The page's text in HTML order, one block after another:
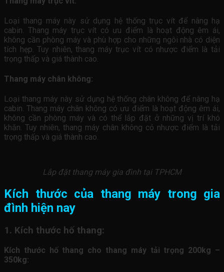
Loại thang máy này sử dụng hệ thống trục vít để nâng hạ
cabin. Thang máy trục vít có ưu điểm là hoạt động êm ái,
không cần phòng máy và phù hợp cho những ngôi nhà có diện
tích hẹp. Tuy nhiên, thang máy trục vít có nhược điểm là tải
trọng thấp và giá thành cao.
Thang máy chân không:
Loại thang máy này sử dụng hệ thống chân không để nâng hạ
cabin. Thang máy chân không có ưu điểm là hoạt động êm ái,
không cần phòng máy và có thể lắp đặt ở những vị trí khó
khăn. Tuy nhiên, thang máy chân không có nhược điểm là tải
trọng thấp và giá thành cao.
Lắp đặt thang máy gia đình tại TPHCM
Kích thước của thang máy trong gia
đình hiện nay
1. Kích thước hố thang:
Kích thước hố thang cho thang máy tải trọng 200kg –
350kg: